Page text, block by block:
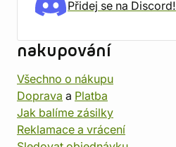
Přidej se na Discord!
nakupování
Všechno o nákupu
Doprava a Platba
Jak balíme zásilky
Reklamace a vrácení